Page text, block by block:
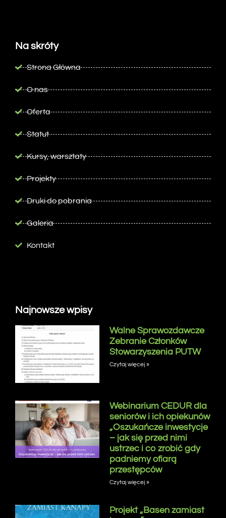
Na skróty
Strona Główna
O nas
Oferta
Statut
Kursy, warsztaty
Projekty
Druki do pobrania
Galeria
Kontakt
Najnowsze wpisy
Walne Sprawozdawcze
Zebranie Członków
Stowarzyszenia PUTW
Czytaj więcej »
Webinarium CEDUR dla
seniorów i ich opiekunów
„Oszukańcze inwestycje
– jak się przed nimi
ustrzec i co zrobić gdy
padniemy ofiarą
przestępców
Czytaj więcej »
Projekt „Basen zamiast